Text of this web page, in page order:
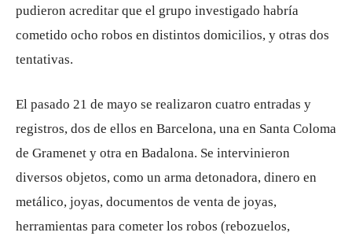
pudieron acreditar que el grupo investigado habría
cometido ocho robos en distintos domicilios, y otras dos
tentativas.
El pasado 21 de mayo se realizaron cuatro entradas y
registros, dos de ellos en Barcelona, ​​una en Santa Coloma
de Gramenet y otra en Badalona. Se intervinieron
diversos objetos, como un arma detonadora, dinero en
metálico, joyas, documentos de venta de joyas,
herramientas para cometer los robos (rebozuelos,